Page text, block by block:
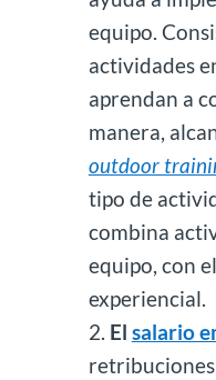
equipo.
actividades
aprendan a
manera,
outdoor
tipo de
combina
equipo, con
experiencial.
El salario